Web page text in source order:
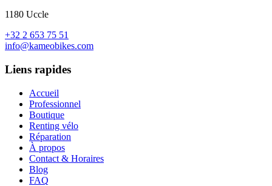
1180 Uccle
+32 2 653 75 51
info@kameobikes.com
Liens rapides
Accueil
Professionnel
Boutique
Renting vélo
Réparation
À propos
Contact & Horaires
Blog
FAQ